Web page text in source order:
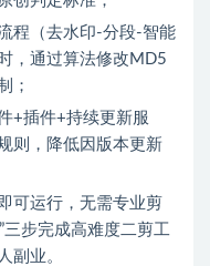
程（去水印-分段-智能
，通过算法修改MD5
；
+插件+持续更新服
则，降低因版本更新
可运行，无需专业剪
步完成高难度二剪工
副业。